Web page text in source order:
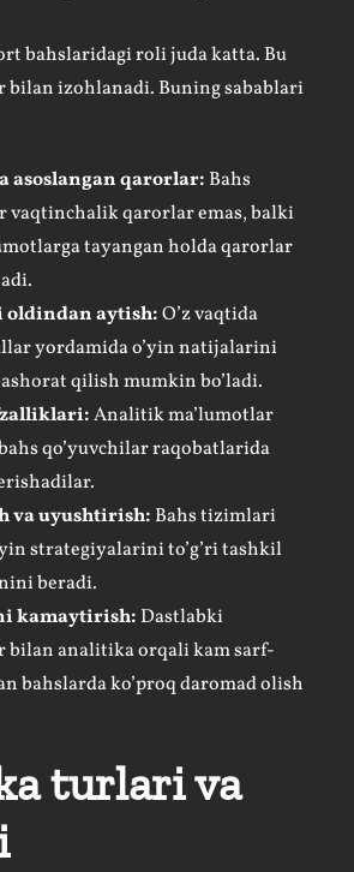
bahslaridagi roli juda katta. Bu
bilan izohlanadi. Buning sabablari
asoslangan qarorlar: Bahs
vaqtinchalik qarorlar emas, balki
tayangan holda qarorlar
aytish:O’z vaqtida
yordamida o’yin natijalarini
qilish mumkin bo’ladi.
Analitik ma’lumotlar
qo’yuvchilar raqobatlarida
va uyushtirish: Bahs tizimlari
strategiyalarini to’g’ri tashkil
beradi.
kamaytirish: Dastlabki
bilan analitika orqali kam sarf-
bahslarda ko’proq daromad olish
turlari va